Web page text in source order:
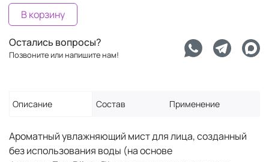
В корзину
Остались вопросы?
Позвоните или напишите нам!
Описание Состав Применение
Ароматный увлажняющий мист для лица, созданный
без использования воды (на основе